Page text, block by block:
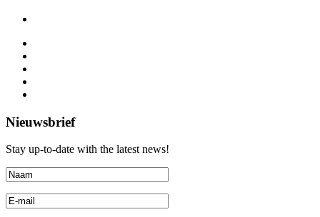
Nieuwsbrief
Stay up-to-date with the latest news!